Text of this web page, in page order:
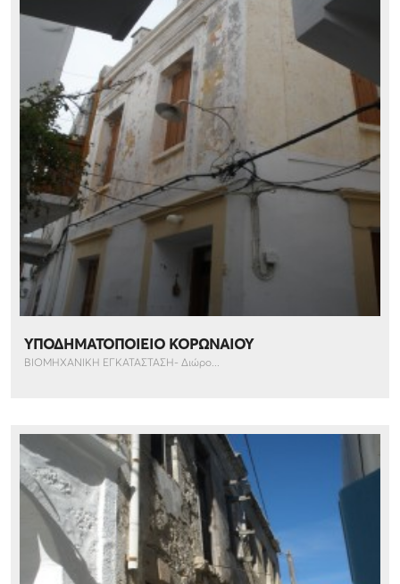
ΥΠΟΔΗΜΑΤΟΠΟΙΕΙΟ ΚΟΡΩΝΑΙΟΥ
ΒΙΟΜΗΧΑΝΙΚΗ ΕΓΚΑΤΑΣΤΑΣΗ- Διώρο...